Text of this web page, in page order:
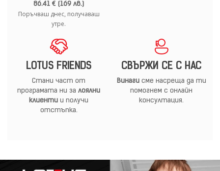
86.41 € (169 лв.)
Поръчваш днес, получаваш
утре.
LOTUS FRIENDS
Стани част от
програмата ни за лоялни
клиенти и получи
отстъпка.
СВЪРЖИ СЕ С НАС
Винагисме насреща да ти
помогнем с онлайн
консултация.